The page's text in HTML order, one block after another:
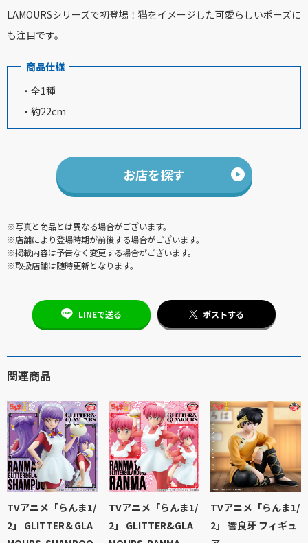
LAMOURSシリーズで初登場！猫をイメージした可愛らしいポーズに
も注目です。
商品仕様
・全1種
・約22cm
お店を探す
※写真と商品とは異なる場合がございます。
※店舗により登場時期が前後する場合がございます。
※掲載内容は予告なく変更する場合がございます。
※取扱店舗は随時更新となります。
LINEで送る ポストする
関連商品
TVアニメ「らんま1/
2」 GLITTER＆GLA
TVアニメ「らんま1/
2」 GLITTER&GLA
TVアニメ「らんま1/
2」 響良牙 フィギュ